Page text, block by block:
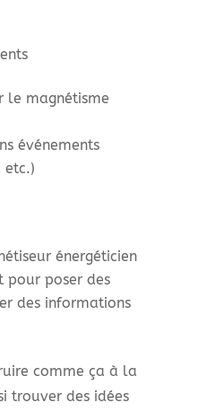
le magnétisme
événements
etc.)
énergéticien
pour poser des
des informations
comme ça à la
trouver des idées